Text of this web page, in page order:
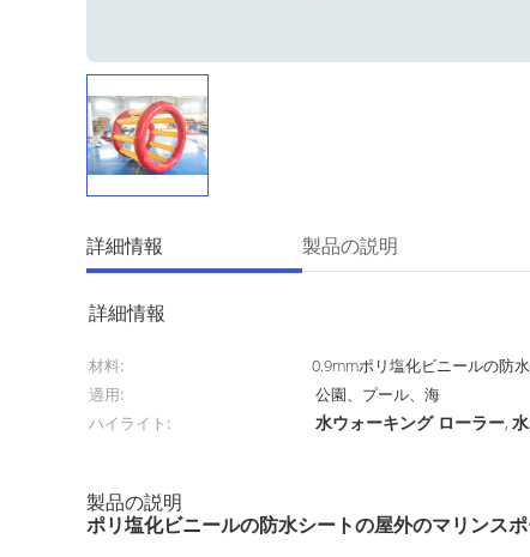
詳細情報 製品の説明
詳細情報
材料: 0.9mmポリ塩化ビニールの防
適用:
公園、プール、海
ハイライト:
水ウォーキング ローラー,
製品の説明
ポリ塩化ビニールの防水シートの屋外のマリンス